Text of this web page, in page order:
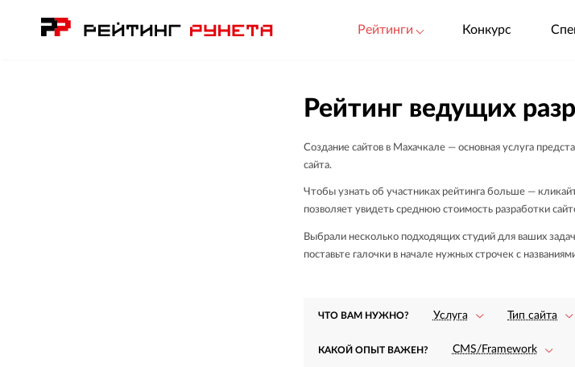
Рейтинги Конкурс
Рейтинг ведущих
Создание сайтов в Махачкале — основная услуга
сайта.
Чтобы узнать об участниках рейтинга больше —
позволяет увидеть среднюю стоимость разработки
Выбрали несколько подходящих студий для ваших
поставьте галочки в начале нужных строчек с
ЧТО ВАМ НУЖНО? Услуга Тип сайта
КАКОЙ ОПЫТ ВАЖЕН? CMS/Framework